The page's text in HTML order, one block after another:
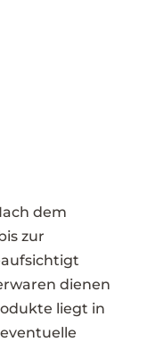
dem
zur
dienen
liegt in